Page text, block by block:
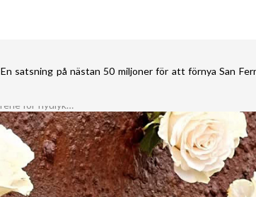
En satsning på nästan 50 miljoner för att förnya San
17 år etter Spanair-ulykken hedrer Spania ofrene for flyulykker